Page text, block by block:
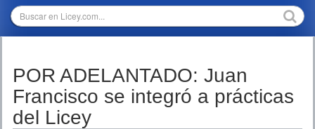
MULTIMEDIA
TEMPORADAS
POR ADELANTADO: Juan
Francisco se integró a prácticas
del Licey